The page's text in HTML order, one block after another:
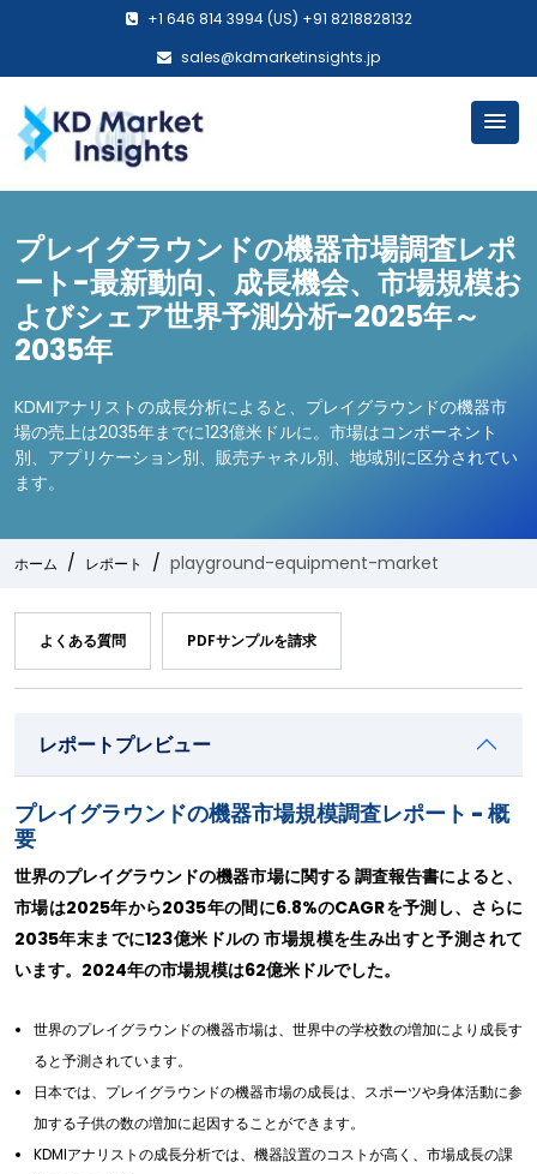
+1 646 814 3994 (US) +91 8218828132
sales@kdmarketinsights.jp
プレイグラウンドの機器市場調査レポ
ート-最新動向、成長機会、市場規模お
よびシェア世界予測分析-2025年～
2035年
KDMIアナリストの成長分析によると、プレイグラウンドの機器市
場の売上は2035年までに123億米ドルに。市場はコンポーネント
別、アプリケーション別、販売チャネル別、地域別に区分されてい
ます。
ホーム レポート playground-equipment-market
よくある質問 PDFサンプルを請求
レポートプレビュー
プレイグラウンドの機器市場規模調査レポート - 概
要
世界のプレイグラウンドの機器市場に関する 調査報告書によると、
市場は2025年から2035年の間に6.8%のCAGRを予測し、さらに
2035年末までに123億米ドルの 市場規模を生み出すと予測されて
います。2024年の市場規模は62億米ドルでした。
世界のプレイグラウンドの機器市場は、世界中の学校数の増加により成長す
ると予測されています。
日本では、プレイグラウンドの機器市場の成長は、スポーツや身体活動に参
加する子供の数の増加に起因することができます。
KDMIアナリストの成長分析では、機器設置のコストが高く、市場成長の課